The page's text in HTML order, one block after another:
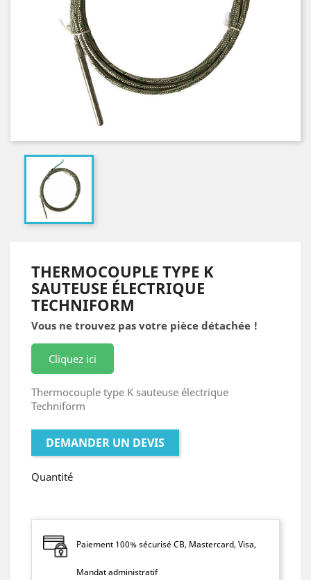
THERMOCOUPLE TYPE K
SAUTEUSE ÉLECTRIQUE
TECHNIFORM
Vous ne trouvez pas votre pièce détachée !
Cliquez ici
Thermocouple type K sauteuse électrique
Techniform
DEMANDER UN DEVIS
Quantité
Paiement 100% sécurisé CB, Mastercard, Visa,
Mandat administratif